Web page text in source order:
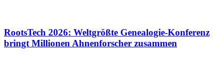
RootsTech 2026: Weltgrößte Genealogie-Konferenz
bringt Millionen Ahnenforscher zusammen